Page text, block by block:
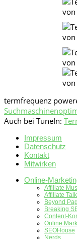
termfrequenz
Auch bei TuneIn:
Impressum
Datenschutz
Kontakt
Mitwirken
Online-
Affiliate
Affiliate
Beyond
Breaking
Content-
Online
SEOHouse